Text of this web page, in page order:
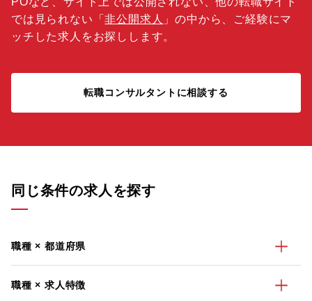
では見られない「非公開求人 」の中から、ご経験にマ
ッチした求人をお探しします。
転職コンサルタントに相談する
同じ条件の求人を探す
職種 × 都道府県
職種 × 求人特徴